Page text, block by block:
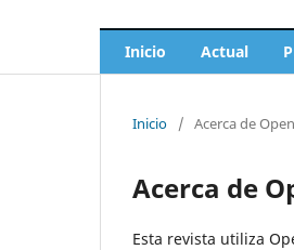
Inicio Actual
Inicio / Acerca de
Acerca de
Esta revista utiliza